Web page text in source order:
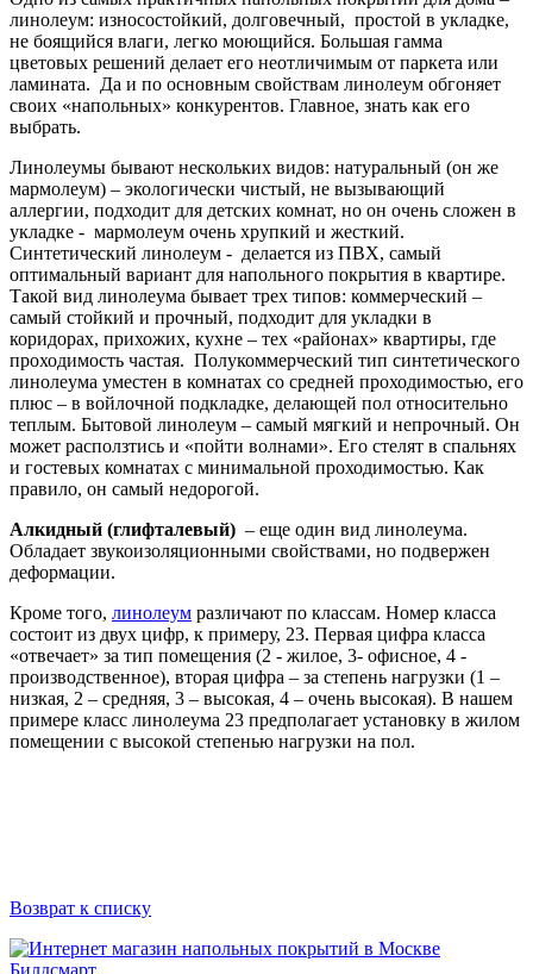
линолеум: износостойкий, долговечный, простой в укладке,
не боящийся влаги, легко моющийся. Большая гамма
цветовых решений делает его неотличимым от паркета или
ламината. Да и по основным свойствам линолеум обгоняет
своих «напольных» конкурентов. Главное, знать как его
выбрать.
Линолеумы бывают нескольких видов: натуральный (он же
мармолеум) – экологически чистый, не вызывающий
аллергии, подходит для детских комнат, но он очень сложен в
укладке - мармолеум очень хрупкий и жесткий.
Синтетический линолеум - делается из ПВХ, самый
оптимальный вариант для напольного покрытия в квартире.
Такой вид линолеума бывает трех типов: коммерческий –
самый стойкий и прочный, подходит для укладки в
коридорах, прихожих, кухне – тех «районах» квартиры, где
проходимость частая. Полукоммерческий тип синтетического
линолеума уместен в комнатах со средней проходимостью, его
плюс – в войлочной подкладке, делающей пол относительно
теплым. Бытовой линолеум – самый мягкий и непрочный. Он
может расползтись и «пойти волнами». Его стелят в спальнях
и гостевых комнатах с минимальной проходимостью. Как
правило, он самый недорогой.
Алкидный (глифталевый) – еще один вид линолеума.
Обладает звукоизоляционными свойствами, но подвержен
деформации.
Кроме того, линолеум различают по классам. Номер класса
состоит из двух цифр, к примеру, 23. Первая цифра класса
«отвечает» за тип помещения (2 - жилое, 3- офисное, 4 -
производственное), вторая цифра – за степень нагрузки (1 –
низкая, 2 – средняя, 3 – высокая, 4 – очень высокая). В нашем
примере класс линолеума 23 предполагает установку в жилом
помещении с высокой степенью нагрузки на пол.
Возврат к списку